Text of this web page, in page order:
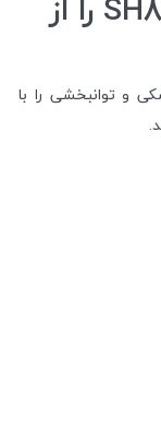
و توانبخشی را با